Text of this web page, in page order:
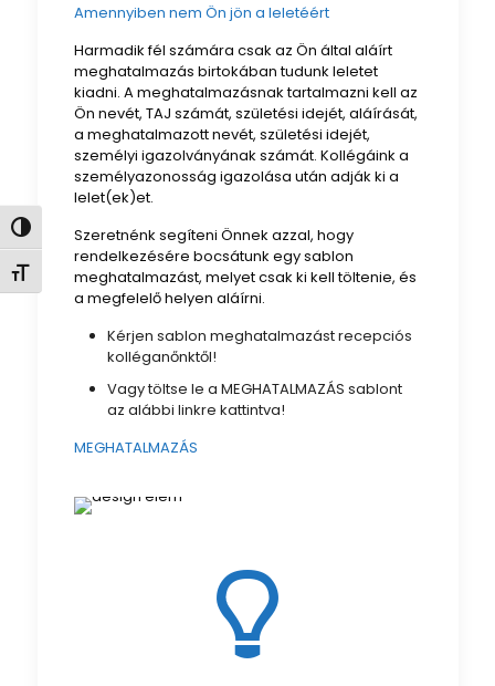
Nagy kontraszt váltása
Betűméret váltása
Amennyiben nem Ön jön a leletéért
Harmadik fél számára csak az Ön által aláírt
meghatalmazás birtokában tudunk leletet
kiadni. A meghatalmazásnak tartalmazni kell az
Ön nevét, TAJ számát, születési idejét, aláírását,
a meghatalmazott nevét, születési idejét,
személyi igazolványának számát. Kollégáink a
személyazonosság igazolása után adják ki a
lelet(ek)et.
Szeretnénk segíteni Önnek azzal, hogy
rendelkezésére bocsátunk egy sablon
meghatalmazást, melyet csak ki kell töltenie, és
a megfelelő helyen aláírni.
Kérjen sablon meghatalmazást recepciós
kolléganőnktől!
Vagy töltse le a MEGHATALMAZÁS sablont
az alábbi linkre kattintva!
MEGHATALMAZÁS